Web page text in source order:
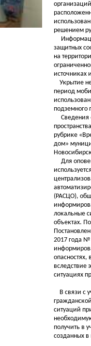
решением
защитных
на
Укрытие
период
подземного
Сведения
рубрике
дом»
Для
(РАСЦО),
локальные
объектах.
2017 года №
вследствие
ситуациях
В связи с
ситуаций
получить в
созданных